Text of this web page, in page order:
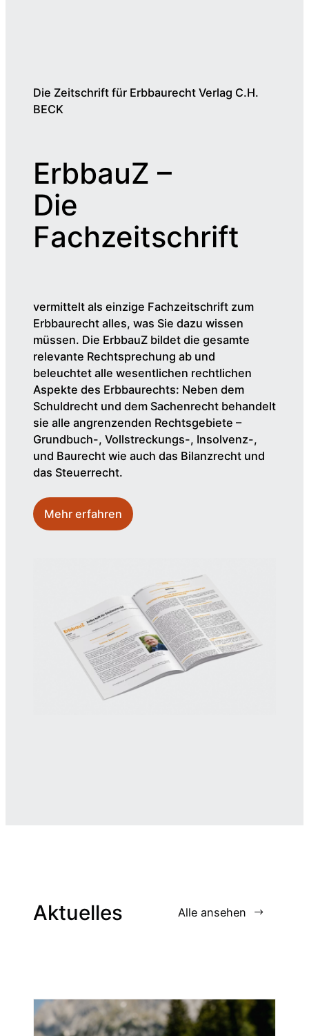
Die Zeitschrift für Erbbaurecht Verlag C.H.
BECK
ErbbauZ –
Die
Fachzeitschrift
vermittelt als einzige Fachzeitschrift zum
Erbbaurecht alles, was Sie dazu wissen
müssen. Die ErbbauZ bildet die gesamte
relevante Rechtsprechung ab und
beleuchtet alle wesentlichen rechtlichen
Aspekte des Erbbaurechts: Neben dem
Schuldrecht und dem Sachenrecht behandelt
sie alle angrenzenden Rechtsgebiete –
Grundbuch-, Vollstreckungs-, Insolvenz-,
und Baurecht wie auch das Bilanzrecht und
das Steuerrecht.
Mehr erfahren
Aktuelles Alle ansehen